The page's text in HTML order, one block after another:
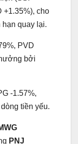
+1.35%), cho
quay lại.
PVD
bởi
-1.57%,
tiền yếu.
PNJ